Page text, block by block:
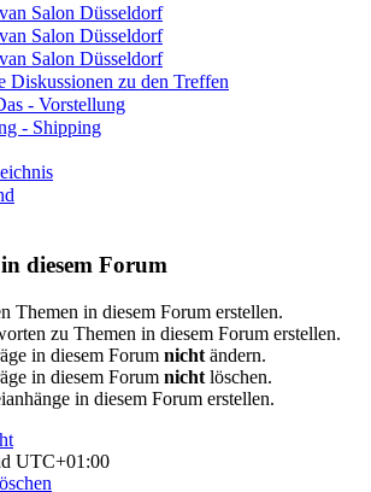
Salon Düsseldorf
Salon Düsseldorf
Salon Düsseldorf
zu den Treffen
- Vorstellung
- Shipping
diesem Forum
Themen in diesem Forum erstellen.
zu Themen in diesem Forum erstellen.
in diesem Forum nicht ändern.
in diesem Forum nicht löschen.
in diesem Forum erstellen.
UTC+01:00